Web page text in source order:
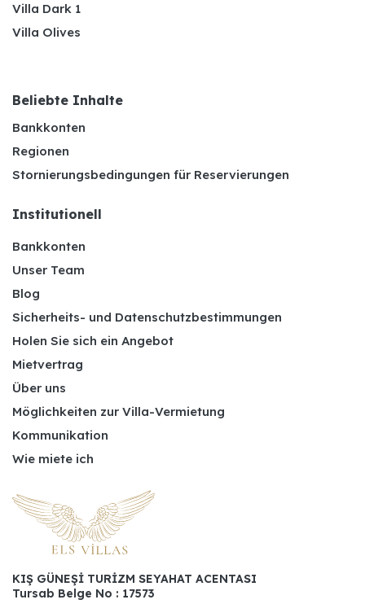
Villa Dark 1
Villa Olives
Beliebte Inhalte
Bankkonten
Regionen
Stornierungsbedingungen für Reservierungen
Institutionell
Bankkonten
Unser Team
Blog
Sicherheits- und Datenschutzbestimmungen
Holen Sie sich ein Angebot
Mietvertrag
Über uns
Möglichkeiten zur Villa-Vermietung
Kommunikation
Wie miete ich
KIŞ GÜNEŞİ TURİZM SEYAHAT ACENTASI
Tursab Belge No : 17573